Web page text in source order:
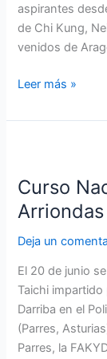
aspirantes
de Chi Kung,
venidos de
Leer más »
Curso
Deja un
El 20 de junio
Taichi impartido
Darriba en el
(Parres,
Parres, la
Kung
Fu
Quan
Arriondas
(Asturias)